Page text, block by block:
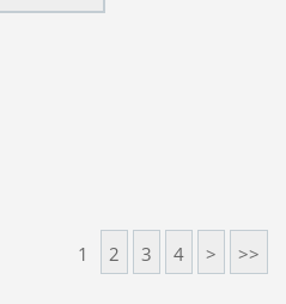
1 2 3 4 > >>